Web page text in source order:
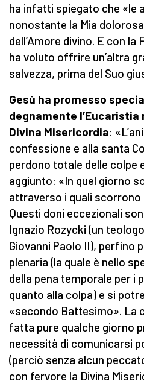
ha infatti spiegato che «le
nonostante la Mia
dell’Amore divino. E con
ha voluto offrire un’altra
salvezza, prima del Suo
Gesù ha promesso
degnamente l’Eucaristia
Divina Misericordia:
confessione e alla santa
perdono totale delle colpe
aggiunto: «In quel giorno
attraverso i quali scorrono
Questi doni eccezionali
Ignazio Rozycki (un
Giovanni Paolo II), perfino
plenaria (la quale è nello
della pena temporale per i
quanto alla colpa) e si
«secondo Battesimo». La
fatta pure qualche giorno
necessità di comunicarsi
(perciò senza alcun
con fervore la Divina